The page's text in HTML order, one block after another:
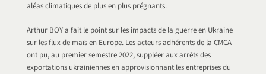
aléas climatiques de plus en plus prégnants.
Arthur BOY a fait le point sur les impacts de la guerre en Ukraine
sur les flux de maïs en Europe. Les acteurs adhérents de la CMCA
ont pu, au premier semestre 2022, suppléer aux arrêts des
exportations ukrainiennes en approvisionnant les entreprises du